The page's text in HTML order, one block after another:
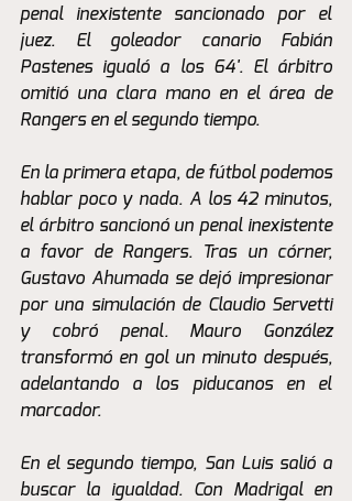
penal inexistente sancionado por el
juez. El goleador canario Fabián
Pastenes igualó a los 64'. El árbitro
omitió una clara mano en el área de
Rangers en el segundo tiempo.
En la primera etapa, de fútbol podemos
hablar poco y nada. A los 42 minutos,
el árbitro sancionó un penal inexistente
a favor de Rangers. Tras un córner,
Gustavo Ahumada se dejó impresionar
por una simulación de Claudio Servetti
y cobró penal. Mauro González
transformó en gol un minuto después,
adelantando a los piducanos en el
marcador.
En el segundo tiempo, San Luis salió a
buscar la igualdad. Con Madrigal en